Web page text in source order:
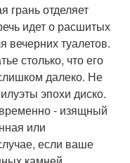
грань отделяет
идет о расшитых
вечерних туалетов.
столько, что его
далеко. Не
эпохи диско.
- изящный
или
если ваше